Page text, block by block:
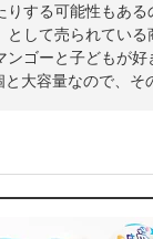
する可能性もあ
して売られてい
ゴーと子どもが
大容量なので、そ